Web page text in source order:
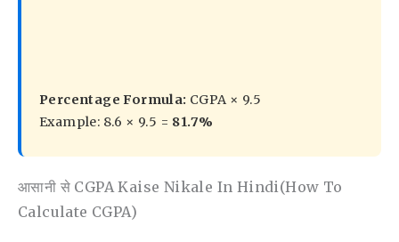
Percentage Formula: CGPA × 9.5
Example: 8.6 × 9.5 = 81.7%
आसानी से CGPA Kaise Nikale In Hindi(How To
Calculate CGPA)